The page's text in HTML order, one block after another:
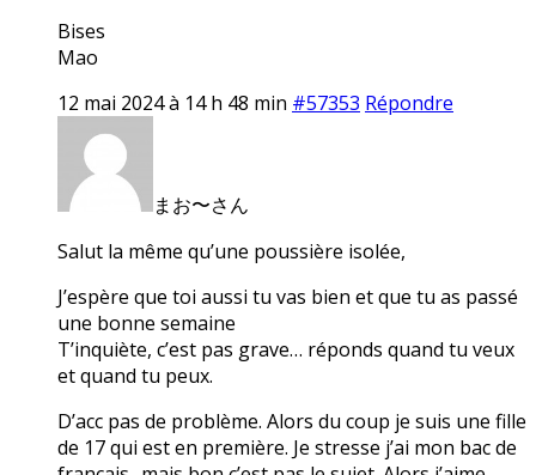
Bises
Mao
12 mai 2024 à 14 h 48 min #57353 Répondre
まお〜さん
Salut la même qu’une poussière isolée,
J’espère que toi aussi tu vas bien et que tu as passé
une bonne semaine
T’inquiète, c’est pas grave… réponds quand tu veux
et quand tu peux.
D’acc pas de problème. Alors du coup je suis une fille
de 17 qui est en première. Je stresse j’ai mon bac de